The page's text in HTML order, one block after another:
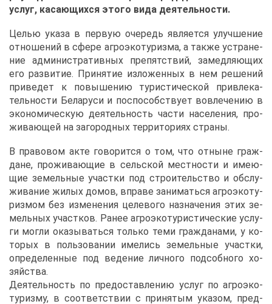
услуг, ка­са­ю­щих­ся это­го ви­да де­я­тель­но­сти.
Це­лью ука­за в первую оче­редь яв­ля­ет­ся улуч­ше­ние
от­но­ше­ний в сфе­ре аг­ро­эко­ту­риз­ма, а та­к­же устра­не­
ние ад­ми­ни­стра­тив­ных пре­пят­ствий, за­мед­ля­ю­щих
его раз­ви­тие. При­ня­тие из­ло­жен­ных в нем ре­ше­ний
при­ве­дет к по­вы­ше­нию ту­ри­сти­че­ской при­вле­ка­
тель­но­сти Бе­ла­ру­си и по­спо­соб­ству­ет во­вле­че­нию в
эко­но­ми­че­скую де­я­тель­ность ча­сти на­се­ле­ния, про­
жи­ва­ю­щей на за­го­род­ных тер­ри­то­ри­ях стра­ны.
В пра­во­вом ак­те го­во­рит­ся о том, что от­ныне граж­
дане, про­жи­ва­ю­щие в сель­ской мест­но­сти и име­ю­
щие зе­мель­ные участ­ки под стро­и­тель­ство и об­слу­
жи­ва­ние жи­лых до­мов, впра­ве за­ни­мать­ся аг­ро­эко­ту­
риз­мом без из­ме­не­ния це­ле­во­го на­зна­че­ния этих зе­
мель­ных участ­ков. Ра­нее аг­ро­эко­ту­ри­сти­че­ские услу­
ги мог­ли ока­зы­вать­ся толь­ко те­ми граж­да­на­ми, у ко­
то­рых в поль­зо­ва­нии име­лись зе­мель­ные участ­ки,
опре­де­лен­ные под ве­де­ние лич­но­го под­соб­но­го хо­
зяй­ства.
Де­я­тель­ность по предо­став­ле­нию услуг по аг­ро­эко­
ту­риз­му, в со­от­вет­ствии с при­ня­тым ука­зом, пред­